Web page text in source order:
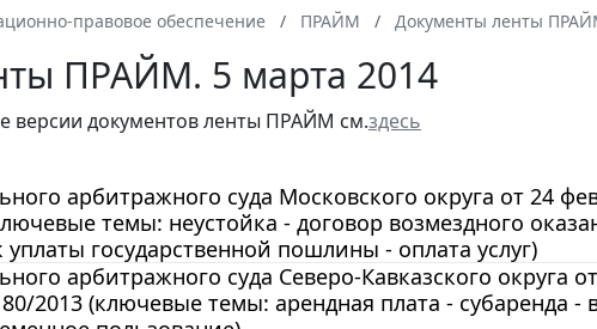
правовое обеспечение ПРАЙМ Документы ленты
ПРАЙМ. 5 марта 2014
версии документов ленты ПРАЙМ см.здесь
арбитражного суда Московского округа от 24
темы: неустойка - договор возмездного
государственной пошлины - оплата услуг)
арбитражного суда Северо-Кавказского округа
2013 (ключевые темы: арендная плата - субаренда -